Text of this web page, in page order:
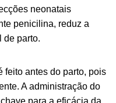
neonatais
penicilina, reduz a
de parto.
feito antes do parto, pois
A administração do
para a eficácia da